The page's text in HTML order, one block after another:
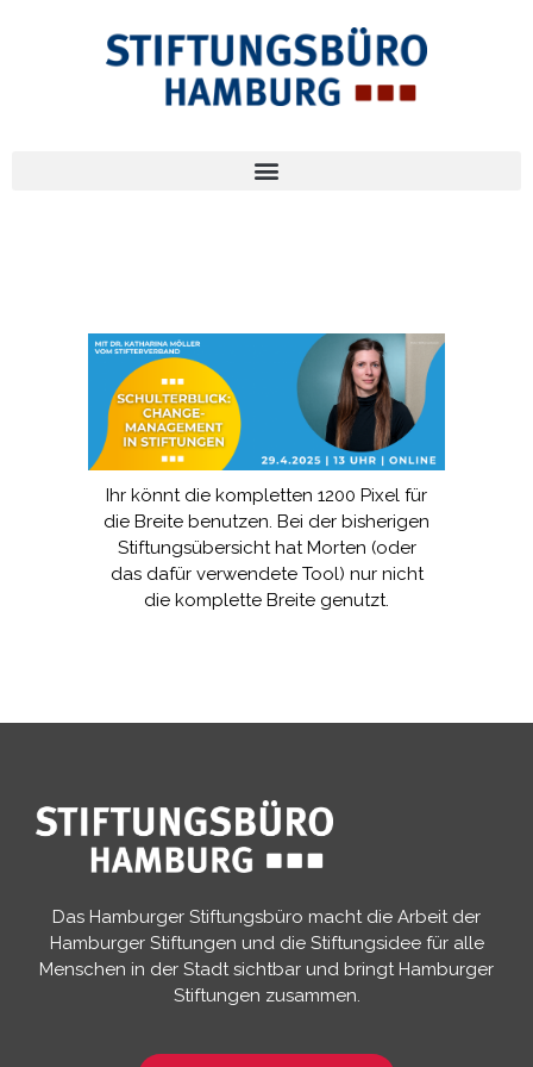
Ihr könnt die kompletten 1200 Pixel für
die Breite benutzen. Bei der bisherigen
Stiftungsübersicht hat Morten (oder
das dafür verwendete Tool) nur nicht
die komplette Breite genutzt.
Das Hamburger Stiftungsbüro macht die Arbeit der
Hamburger Stiftungen und die Stiftungsidee für alle
Menschen in der Stadt sichtbar und bringt Hamburger
Stiftungen zusammen.​